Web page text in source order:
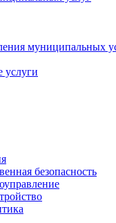
муниципальных
услуги
безопасность